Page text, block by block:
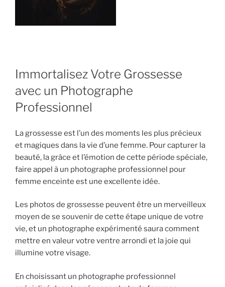
Immortalisez Votre Grossesse
avec un Photographe
Professionnel
La grossesse est l’un des moments les plus précieux
et magiques dans la vie d’une femme. Pour capturer la
beauté, la grâce et l’émotion de cette période spéciale,
faire appel à un photographe professionnel pour
femme enceinte est une excellente idée.
Les photos de grossesse peuvent être un merveilleux
moyen de se souvenir de cette étape unique de votre
vie, et un photographe expérimenté saura comment
mettre en valeur votre ventre arrondi et la joie qui
illumine votre visage.
En choisissant un photographe professionnel